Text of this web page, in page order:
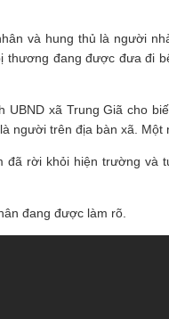
và hung thủ là người
đang được đưa đi
UBND xã Trung Giã cho
người trên địa bàn xã.
đã rời khỏi hiện trường và
đang được làm rõ.